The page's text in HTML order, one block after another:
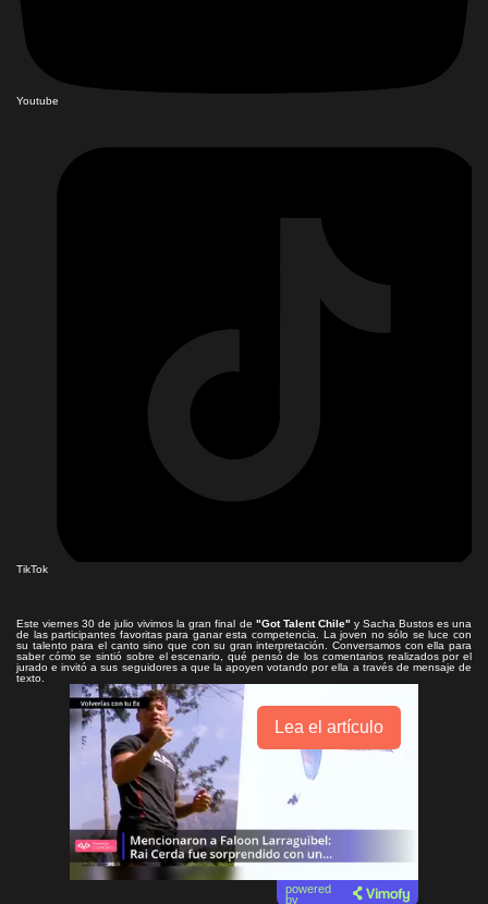
Youtube
TikTok
Este viernes 30 de julio vivimos la gran final de "Got Talent Chile" y Sacha Bustos es una
de las participantes favoritas para ganar esta competencia. La joven no sólo se luce con
su talento para el canto sino que con su gran interpretación. Conversamos con ella para
saber cómo se sintió sobre el escenario, qué pensó de los comentarios realizados por el
jurado e invitó a sus seguidores a que la apoyen votando por ella a través de mensaje de
texto.
Lea el artículo
powered
by